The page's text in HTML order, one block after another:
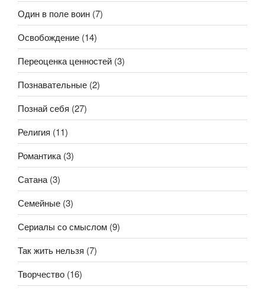
Один в поле воин (7)
Освобождение (14)
Переоценка ценностей (3)
Познавательные (2)
Познай себя (27)
Религия (11)
Романтика (3)
Сатана (3)
Семейные (3)
Сериалы со смыслом (9)
Так жить нельзя (7)
Творчество (16)